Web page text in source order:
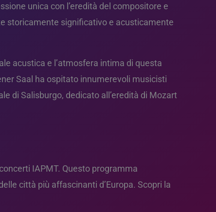
unica con l’eredità del compositore e
storicamente significativo e acusticamente
acustica e l’atmosfera intima di questa
Saal ha ospitato innumerevoli musicisti
di Salisburgo, dedicato all’eredità di Mozart
IAPMT. Questo programma
città più affascinanti d’Europa. Scopri la